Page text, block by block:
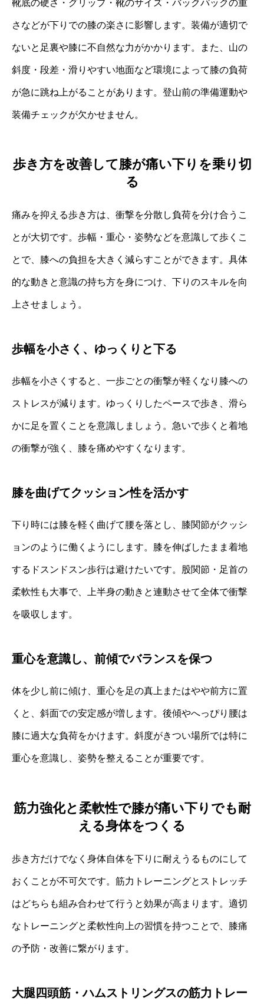
靴底の硬さ・グリップ・靴のサイズ・バックパックの重
さなどが下りでの膝の楽さに影響します。装備が適切で
ないと足裏や膝に不自然な力がかかります。また、山の
斜度・段差・滑りやすい地面など環境によって膝の負荷
が急に跳ね上がることがあります。登山前の準備運動や
装備チェックが欠かせません。
歩き方を改善して膝が痛い下りを乗り切
る
痛みを抑える歩き方は、衝撃を分散し負荷を分け合うこ
とが大切です。歩幅・重心・姿勢などを意識して歩くこ
とで、膝への負担を大きく減らすことができます。具体
的な動きと意識の持ち方を身につけ、下りのスキルを向
上させましょう。
歩幅を小さく、ゆっくりと下る
歩幅を小さくすると、一歩ごとの衝撃が軽くなり膝への
ストレスが減ります。ゆっくりしたペースで歩き、滑ら
かに足を置くことを意識しましょう。急いで歩くと着地
の衝撃が強く、膝を痛めやすくなります。
膝を曲げてクッション性を活かす
下り時には膝を軽く曲げて腰を落とし、膝関節がクッシ
ョンのように働くようにします。膝を伸ばしたまま着地
するドスンドスン歩行は避けたいです。股関節・足首の
柔軟性も大事で、上半身の動きと連動させて全体で衝撃
を吸収します。
重心を意識し、前傾でバランスを保つ
体を少し前に傾け、重心を足の真上またはやや前方に置
くと、斜面での安定感が増します。後傾やへっぴり腰は
膝に過大な負荷をかけます。斜度がきつい場所では特に
重心を意識し、姿勢を整えることが重要です。
筋力強化と柔軟性で膝が痛い下りでも耐
える身体をつくる
歩き方だけでなく身体自体を下りに耐えうるものにして
おくことが不可欠です。筋力トレーニングとストレッチ
はどちらも組み合わせて行うと効果が高まります。適切
なトレーニングと柔軟性向上の習慣を持つことで、膝痛
の予防・改善に繋がります。
大腿四頭筋・ハムストリングスの筋力トレー